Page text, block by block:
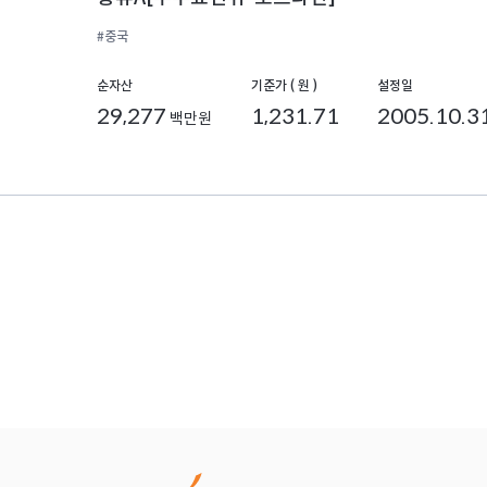
#중국
순자산
29,277 백만원
기준가 ( 원 )
1,231.71
설정일